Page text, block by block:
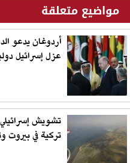
مواضيع متعلقة
أردوغان يدعو
عزل إسرائيل
تشويش
تركية في بيروت